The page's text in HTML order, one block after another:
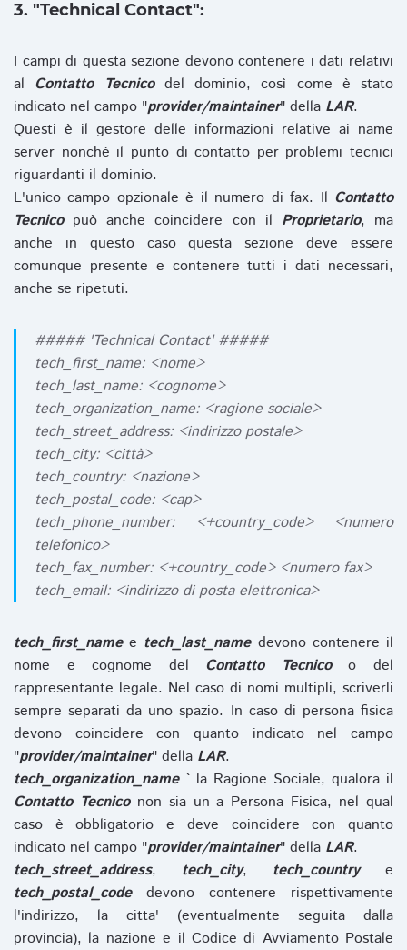
3. "Technical Contact":
I campi di questa sezione devono contenere i dati relativi
al Contatto Tecnicodel dominio, così come è stato
indicato nel campo "provider/maintainer" della LAR.
Questi è il gestore delle informazioni relative ai name
server nonchè il punto di contatto per problemi tecnici
riguardanti il dominio.
L'unico campo opzionale è il numero di fax. Il Contatto
Tecnicopuò anche coincidere con il Proprietario, ma
anche in questo caso questa sezione deve essere
comunque presente e contenere tutti i dati necessari,
anche se ripetuti.
##### 'Technical Contact' #####
tech_first_name: <nome>
tech_last_name: <cognome>
tech_organization_name: <ragione sociale>
tech_street_address: <indirizzo postale>
tech_city: <città>
tech_country: <nazione>
tech_postal_code: <cap>
tech_phone_number: <+country_code> <numero
telefonico>
tech_fax_number: <+country_code> <numero fax>
tech_email: <indirizzo di posta elettronica>
tech_first_namee tech_last_namedevono contenere il
nome e cognome del Contatto Tecnicoo del
rappresentante legale. Nel caso di nomi multipli, scriverli
sempre separati da uno spazio. In caso di persona fisica
devono coincidere con quanto indicato nel campo
"provider/maintainer" della LAR.
tech_organization_name` la Ragione Sociale, qualora il
Contatto Tecniconon sia un a Persona Fisica, nel qual
caso è obbligatorio e deve coincidere con quanto
indicato nel campo "provider/maintainer" della LAR.
tech_street_address, tech_city, tech_countrye
tech_postal_codedevono contenere rispettivamente
l'indirizzo, la citta' (eventualmente seguita dalla
provincia), la nazione e il Codice di Avviamento Postale